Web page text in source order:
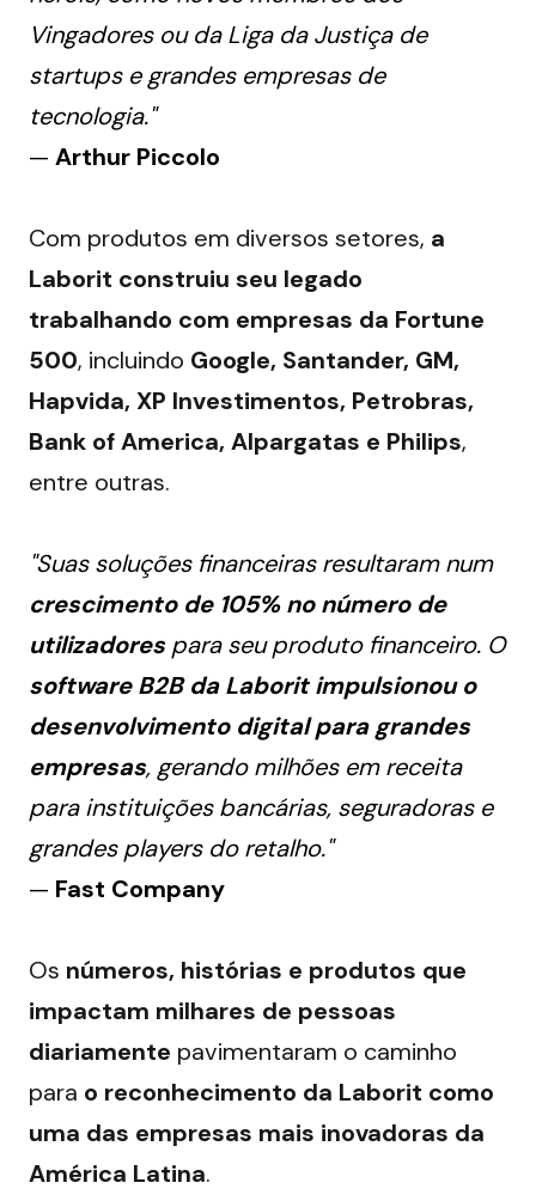
Vingadores ou da Liga da Justiça de
startups e grandes empresas de
tecnologia."
— Arthur Piccolo
Com produtos em diversos setores, a
Laborit construiu seu legado
trabalhando com empresas da Fortune
500, incluindo Google, Santander, GM,
Hapvida, XP Investimentos, Petrobras,
Bank of America, Alpargatas e Philips,
entre outras.
"Suas soluções financeiras resultaram num
crescimento de 105% no número de
utilizadorespara seu produto financeiro. O
software B2B da Laborit impulsionou o
desenvolvimento digital para grandes
empresas, gerando milhões em receita
para instituições bancárias, seguradoras e
grandes players do retalho."
— Fast Company
Os números, histórias e produtos que
impactam milhares de pessoas
diariamente pavimentaram o caminho
para o reconhecimento da Laborit como
uma das empresas mais inovadoras da
América Latina.